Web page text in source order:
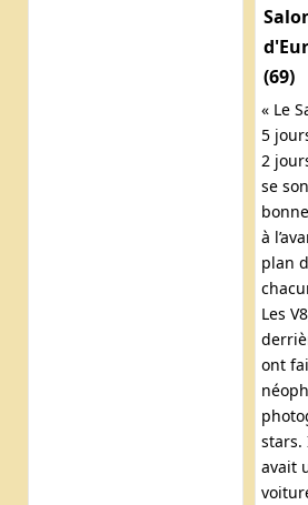
(69)
« Le
5
2
se
à
plan
Les
ont
stars.
avait